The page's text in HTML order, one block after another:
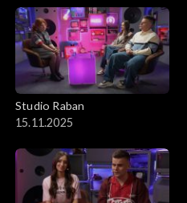
Studio Raban
15.11.2025